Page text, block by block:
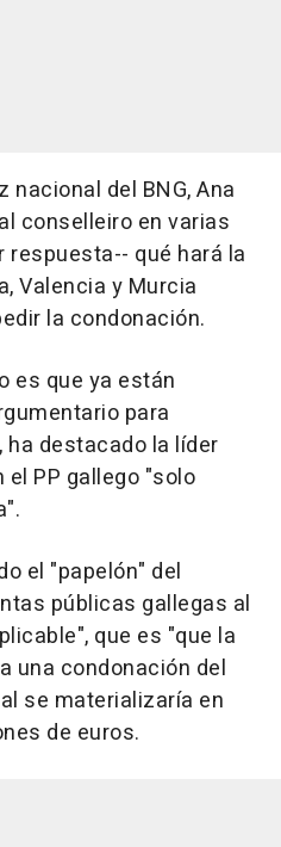
nacional del BNG, Ana
conselleiro en varias
qué hará la
Valencia y Murcia
la condonación.
es que ya están
para
destacado la líder
PP gallego "solo
el "papelón" del
públicas gallegas al
que es "que la
una condonación del
se materializaría en
de euros.